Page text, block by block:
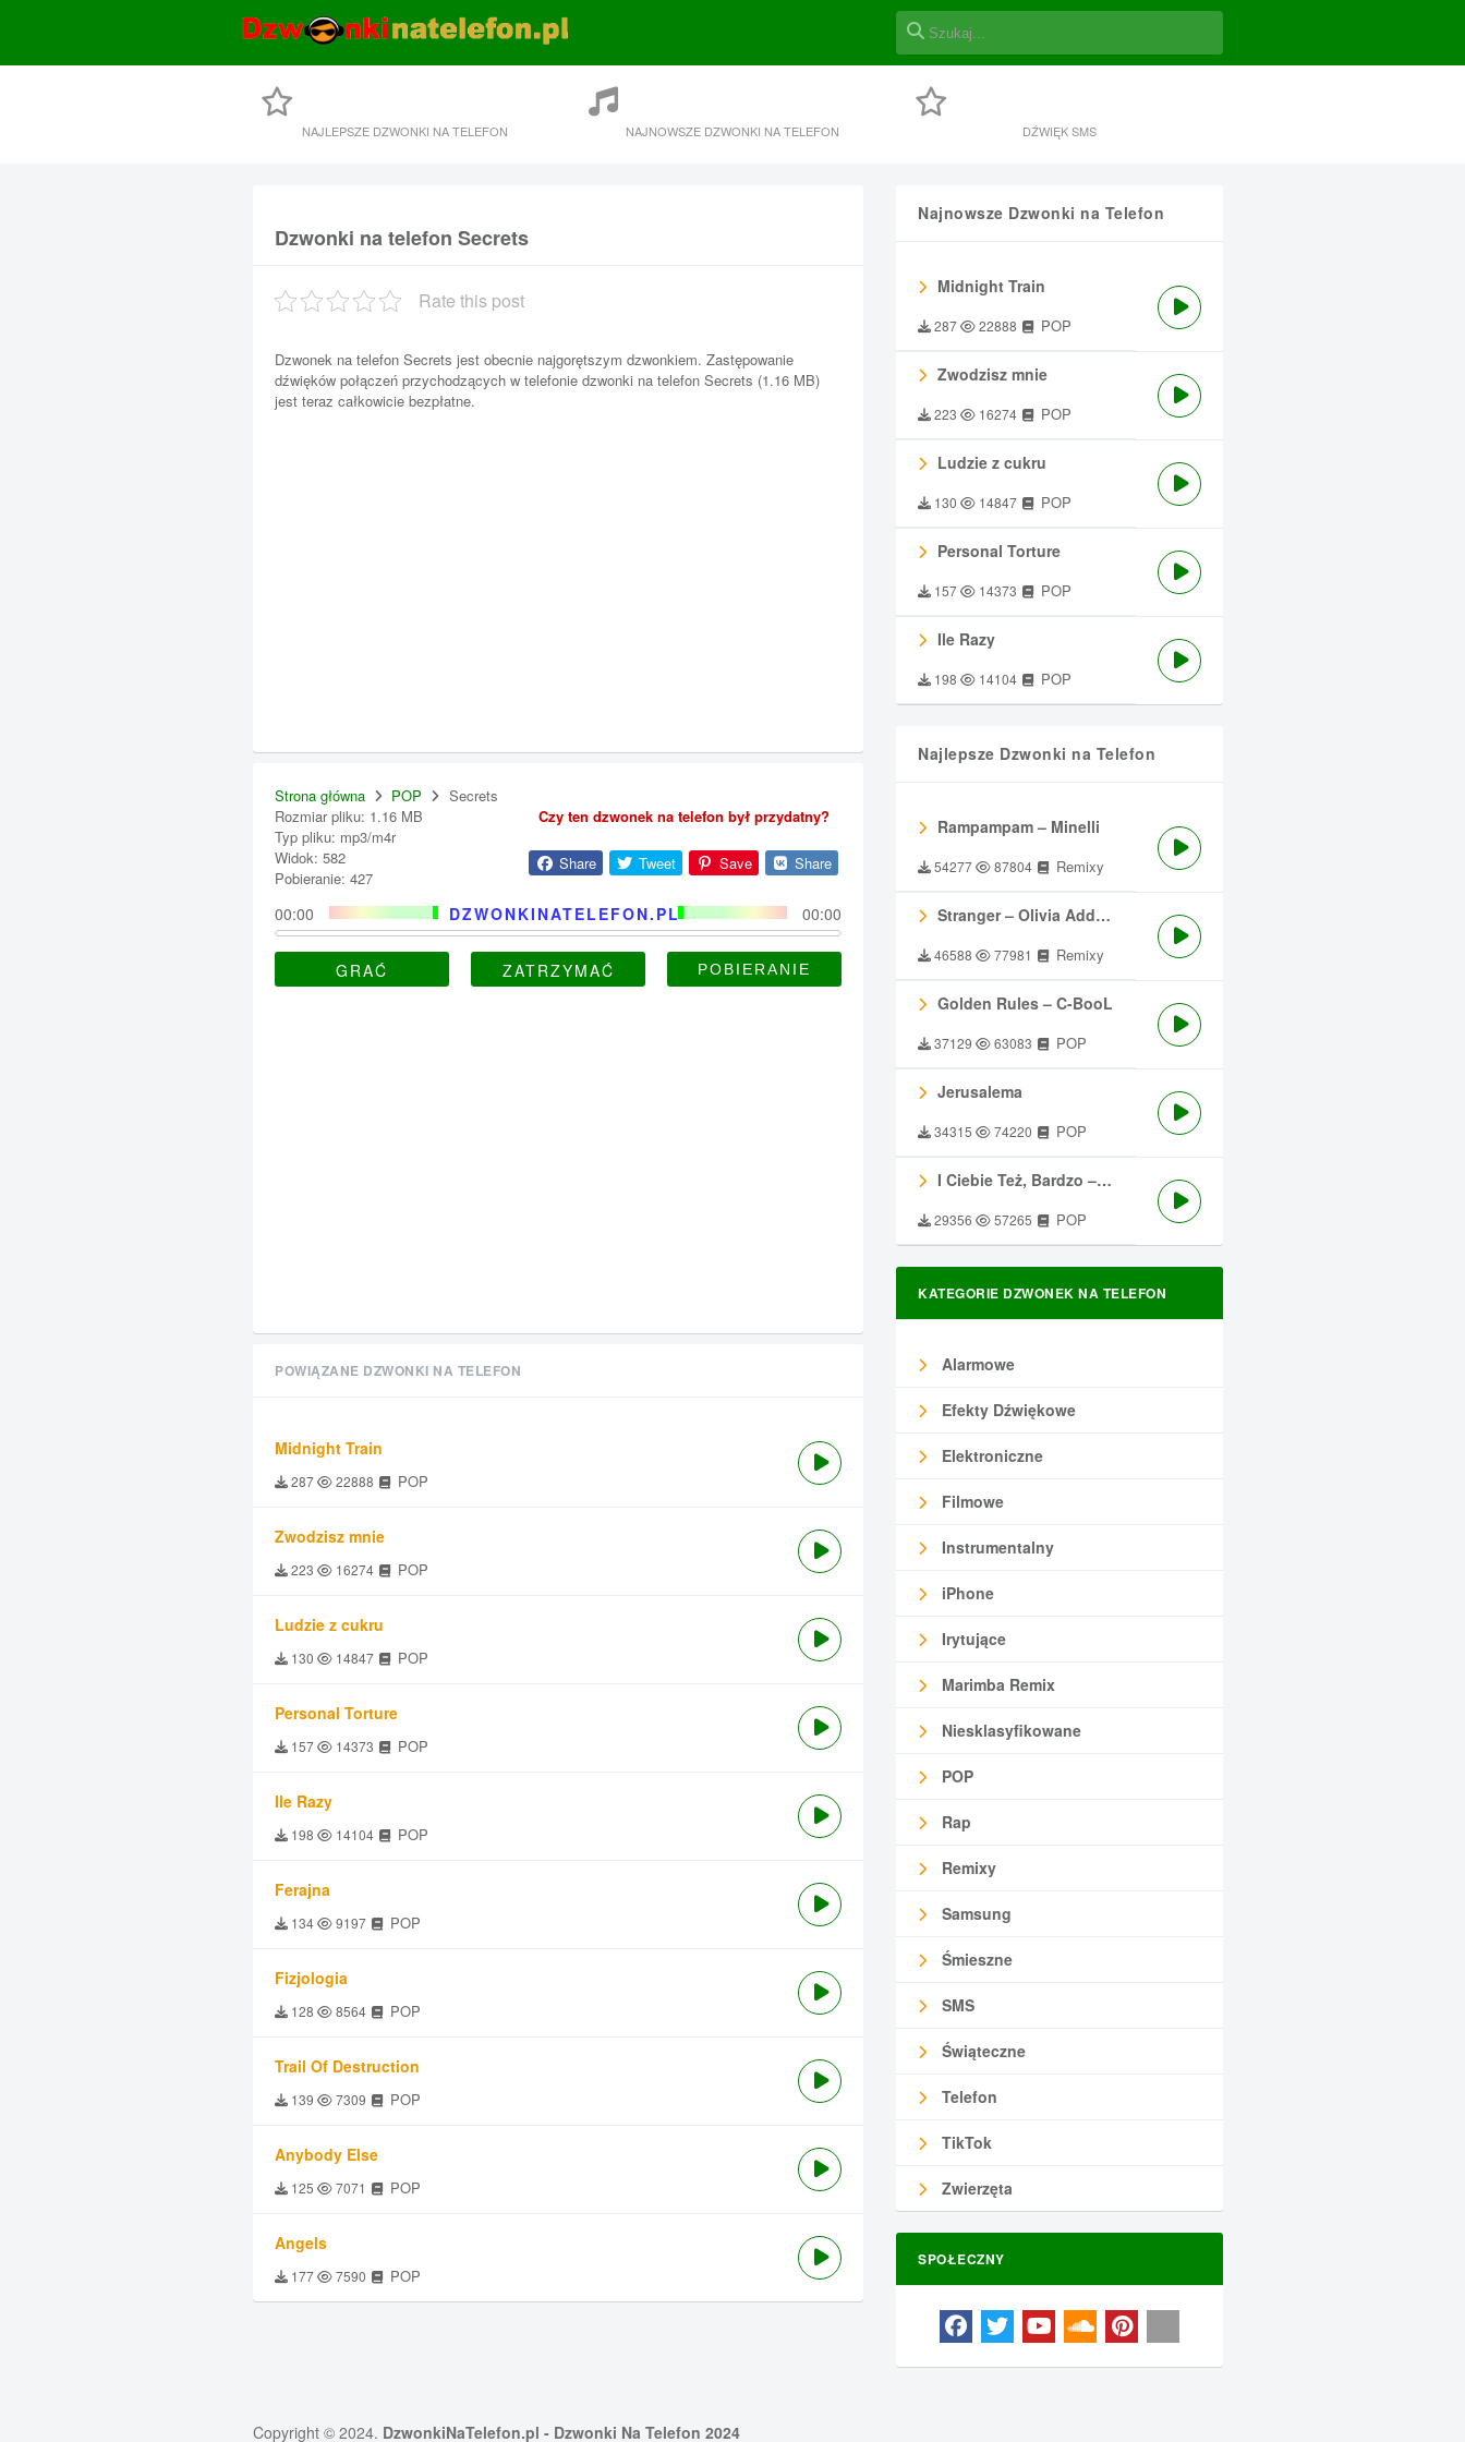
NAJLEPSZE DZWONKI NA TELEFON NAJNOWSZE DZWONKI NA TELEFON DŹWIĘK SMS
Dzwonki na telefon Secrets
Rate this post
Dzwonek na telefon Secrets jest obecnie najgorętszym dzwonkiem. Zastępowanie
dźwięków połączeń przychodzących w telefonie dzwonki na telefon Secrets (1.16 MB)
jest teraz całkowicie bezpłatne.
Strona główna POP
Secrets
Rozmiar pliku: 1.16 MB
Typ pliku: mp3/m4r
Widok: 582
Pobieranie: 427
Czy ten dzwonek na telefon był przydatny?
Share Tweet Save Share
DZWONKINATELEFON.PL
00:00 00:00
GRAĆ ZATRZYMAĆ
Najnowsze Dzwonki na Telefon
Midnight Train
287 22888 POP
Zwodzisz mnie
223 16274 POP
Ludzie z cukru
130 14847 POP
Personal Torture
157 14373 POP
Ile Razy
198 14104 POP
Najlepsze Dzwonki na Telefon
Rampampam – Minelli
54277 87804 Remixy
Stranger – Olivia Addams
46588 77981 Remixy
Golden Rules – C-BooL
37129 63083 POP
Jerusalema
34315 74220 POP
I Ciebie Też, Bardzo – Męskie Granie
29356 57265 POP
KATEGORIE DZWONEK NA TELEFON
Alarmowe
Efekty Dźwiękowe
Elektroniczne
Filmowe
Instrumentalny
iPhone
Irytujące
Marimba Remix
Niesklasyfikowane
POP
Rap
Remixy
Samsung
Śmieszne
SMS
Świąteczne
Telefon
TikTok
Zwierzęta
SPOŁECZNY
POWIĄZANE DZWONKI NA TELEFON
Midnight Train
287 22888 POP
Zwodzisz mnie
223 16274 POP
Ludzie z cukru
130 14847 POP
Personal Torture
157 14373 POP
Ile Razy
198 14104 POP
Ferajna
134 9197 POP
Fizjologia
128 8564 POP
Trail Of Destruction
139 7309 POP
Anybody Else
125 7071 POP
Angels
177 7590 POP
Copyright © 2024. DzwonkiNaTelefon.pl - Dzwonki Na Telefon 2024